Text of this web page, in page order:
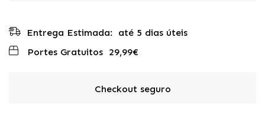
Entrega Estimada:
até 5 dias úteis
Portes Gratuitos 29,99€
Checkout seguro